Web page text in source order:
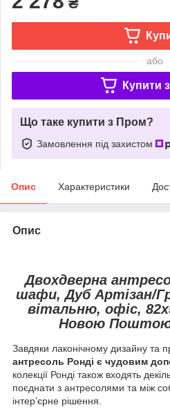
або
Купити з
Що таке купити з Пром?
Замовлення під захистом
Опис Характеристики
Опис
Двохдверна
шафи, Дуб Артізан/
вітальню, офіс,
Новою Поштою
Завдяки лаконічному дизайну та
антресоль Ронді є чудовим
колекції Ронді також входять
поєднати з антресолями та між
інтер’єрне рішення.